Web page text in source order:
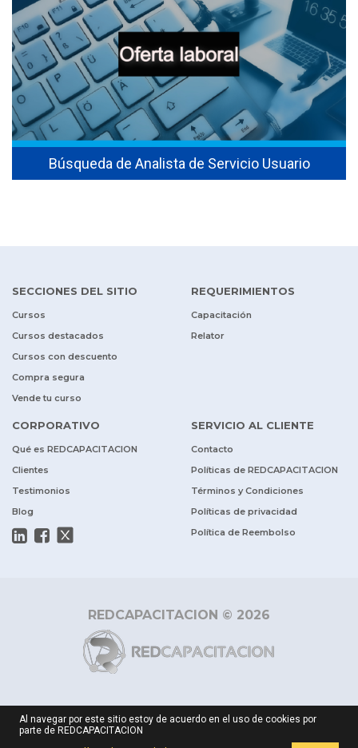
Búsqueda de Analista de Servicio Usuario
SECCIONES DEL SITIO
Cursos
Cursos destacados
Cursos con descuento
Compra segura
Vende tu curso
REQUERIMIENTOS
Capacitación
Relator
CORPORATIVO
Qué es REDCAPACITACION
Clientes
Testimonios
Blog
SERVICIO AL CLIENTE
Contacto
Políticas de REDCAPACITACION
Términos y Condiciones
Políticas de privacidad
Política de Reembolso
REDCAPACITACION © 2026
Al navegar por este sitio estoy de acuerdo en el uso de cookies por
parte de REDCAPACITACION